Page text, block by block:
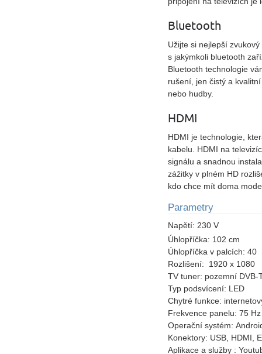
Bluetooth
Užijte si nejlepší
s jakýmkoli bluetooth
Bluetooth technologie
rušení, jen čistý a
nebo hudby.
HDMI
HDMI je technologie,
kabelu. HDMI na
signálu a snadnou
zážitky v plném HD
kdo chce mít doma
Parametry
Napětí: 230 V
Úhlopříčka: 102 cm
Úhlopříčka v palcích: 40
Rozlišení:
1920 x 1080
TV tuner: pozemní DVB-
Typ podsvícení: LED
Chytré funkce:
Frekvence panelu: 75 Hz
Operační systém:
Konektory: USB, HDMI,
Aplikace a služby :